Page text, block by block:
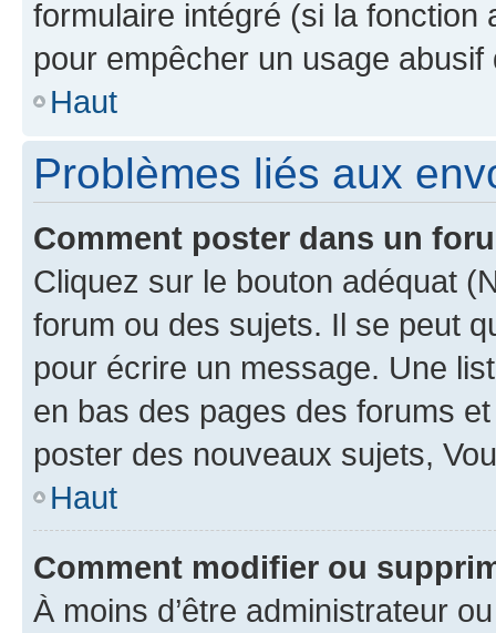
formulaire intégré (si la fonction
pour empêcher un usage
Haut
Problèmes liés aux
Comment poster dans un
Cliquez sur le bouton adéquat
forum ou des sujets. Il se peut
pour écrire un message. Une
en bas des pages des forums
poster des nouveaux sujets,
Haut
Comment modifier ou
À moins d’être administrateur